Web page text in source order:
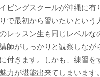
ビングスクールが沖縄に
で最初から習いたいとい
レッスン生も同じレベル
師がしっかりと観察しな
付きます。しかも、練習
力が堪能出来てしまいま